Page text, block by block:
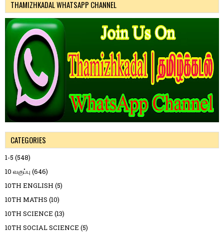
THAMIZHKADAL WHATSAPP CHANNEL
CATEGORIES
1-5 (548)
10 வகுப்பு (646)
10TH ENGLISH (5)
10TH MATHS (10)
10TH SCIENCE (13)
10TH SOCIAL SCIENCE (5)